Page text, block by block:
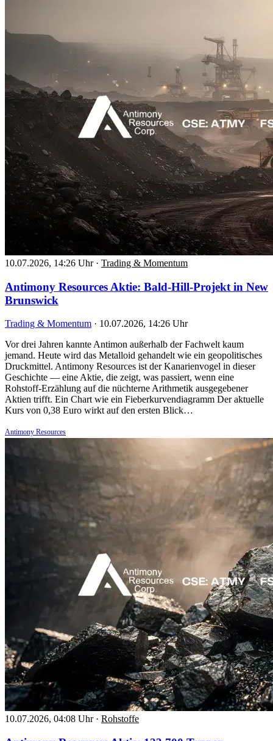
10.07.2026, 14:26 Uhr · Trading & Momentum
Antimony Resources Aktie: Bald-Hill-Projekt in New
Brunswick
Trading & Momentum · 10.07.2026, 14:26 Uhr
Vor drei Jahren kannte Antimon außerhalb der Fachwelt kaum
jemand. Heute wird das Metalloid gehandelt wie ein geopolitisches
Druckmittel. Antimony Resources ist der Kanarienvogel in dieser
Geschichte — eine Aktie, die zeigt, was passiert, wenn eine
Rohstoff-Erzählung auf die nüchterne Arithmetik ausgegebener
Aktien trifft. Ein Chart wie ein Fieberkurvendiagramm Der aktuelle
Kurs von 0,38 Euro wirkt auf den ersten Blick…
Antimony Resources
10.07.2026, 04:08 Uhr · Rohstoffe